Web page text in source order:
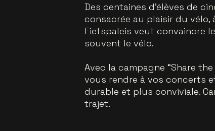
Des centaines d’élèves de
consacrée au plaisir du
Fietspaleis veut convaincre
souvent le vélo.
Avec la campagne “Share
vous rendre à vos concerts
durable et plus conviviale.
trajet.